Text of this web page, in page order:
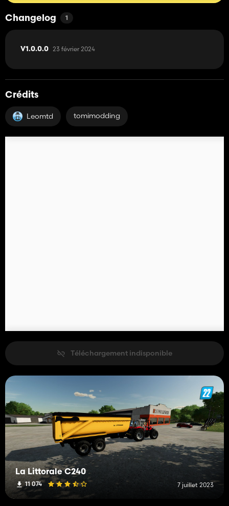
Changelog 1
V1.0.0.0 23 février 2024
Crédits
Leomtd tomimodding
Téléchargement indisponible
La Littorale C240
11 074 7 juillet 2023